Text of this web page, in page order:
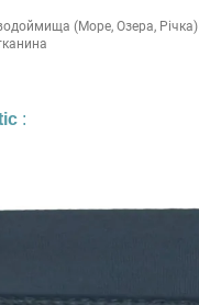
(Море, Озера, Річка)
: